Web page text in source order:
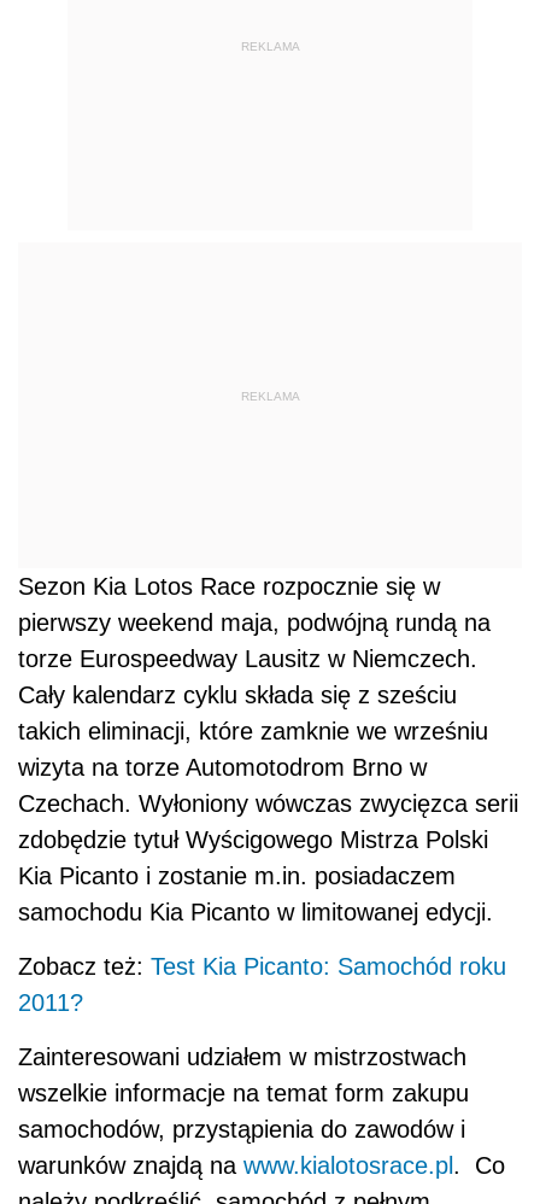
REKLAMA
REKLAMA
Sezon Kia Lotos Race rozpocznie się w
pierwszy weekend maja, podwójną rundą na
torze Eurospeedway Lausitz w Niemczech.
Cały kalendarz cyklu składa się z sześciu
takich eliminacji, które zamknie we wrześniu
wizyta na torze Automotodrom Brno w
Czechach. Wyłoniony wówczas zwycięzca serii
zdobędzie tytuł Wyścigowego Mistrza Polski
Kia Picanto i zostanie m.in. posiadaczem
samochodu Kia Picanto w limitowanej edycji.
Zobacz też: Test Kia Picanto: Samochód roku
2011?
Zainteresowani udziałem w mistrzostwach
wszelkie informacje na temat form zakupu
samochodów, przystąpienia do zawodów i
warunków znajdą na www.kialotosrace.pl . Co